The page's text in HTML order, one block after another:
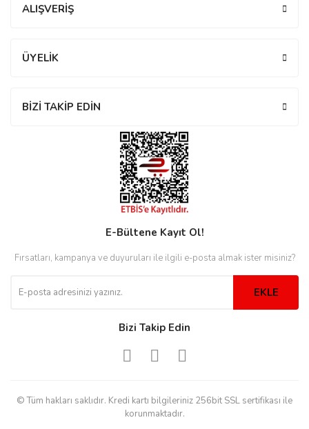
ALIŞVERİŞ
ÜYELİK
BİZİ TAKİP EDİN
E-Bültene Kayıt Ol!
Fırsatları, kampanya ve duyuruları ile ilgili e-posta almak ister misiniz?
EKLE
Bizi Takip Edin
© Tüm hakları saklıdır. Kredi kartı bilgileriniz 256bit SSL sertifikası ile
korunmaktadır.